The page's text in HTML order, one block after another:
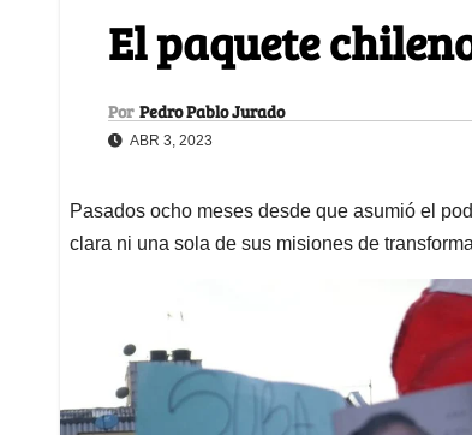
El paquete
Por Pedro Pablo Jurado
ABR 3, 2023
Pasados ocho meses desde que asumió el
clara ni una sola de sus misiones de